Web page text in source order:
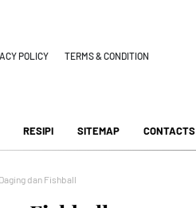
POLICY TERMS & CONDITION
RESIPI SITEMAP CONTACTS
dan Fishball